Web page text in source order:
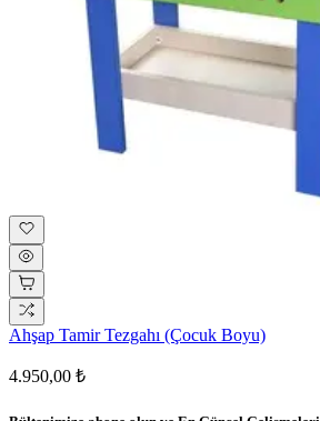
Ahşap Tamir Tezgahı (Çocuk Boyu)
4.950,00 ₺